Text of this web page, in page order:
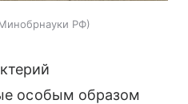
РФ
особым образом